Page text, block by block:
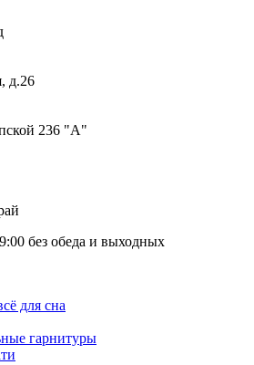
д.26
236 "А"
без обеда и выходных
для сна
гарнитуры